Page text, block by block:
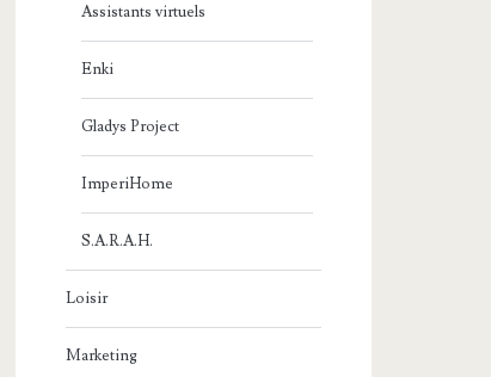
Assistants virtuels
Enki
Gladys Project
ImperiHome
S.A.R.A.H.
Loisir
Marketing